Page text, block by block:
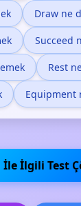
Draw ne
Succeed
Rest
Equipment
İle İlgili Test